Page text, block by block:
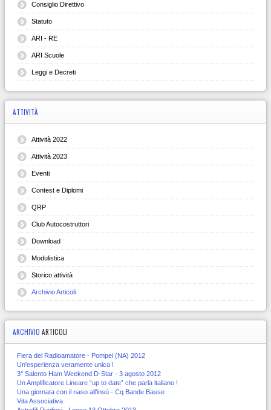
Consiglio Direttivo
Statuto
ARI - RE
ARI Scuole
Leggi e Decreti
ATTIVITÀ
Attività 2022
Attività 2023
Eventi
Contest e Diplomi
QRP
Club Autocostruttori
Download
Modulistica
Storico attività
Archivio Articoli
ARCHIVIO ARTICOLI
Fiera del Radioamatore - Pompei (NA) 2012
Un'esperienza veramente unica !
3° Salento Ham Weekend D-Star - 3 agosto 2012
Un Amplificatore Lineare “up to date” che parla italiano !
Una giornata con il naso all’insù - Cq Bande Basse
Vita Associativa